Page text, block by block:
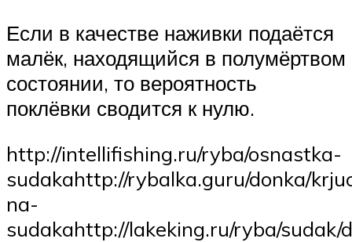
Если в качестве наживки подаётся
малёк, находящийся в полумёртвом
состоянии, то вероятность
поклёвки сводится к нулю.
http://intellifishing.ru/ryba/osnastka-
sudakahttp://rybalka.guru/donka/
na-
sudakahttp://lakeking.ru/ryba/sudak/